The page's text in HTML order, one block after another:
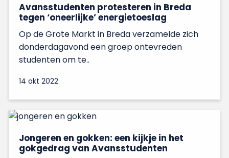
Avansstudenten protesteren in Breda
tegen ‘oneerlijke’ energietoeslag
Op de Grote Markt in Breda verzamelde zich
donderdagavond een groep ontevreden
studenten om te..
14 okt 2022
Jongeren en gokken: een kijkje in het
gokgedrag van Avansstudenten